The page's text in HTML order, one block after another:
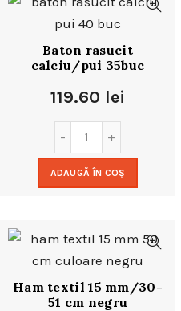
Baton rasucit
calciu/pui 35buc
119.60 lei
ADAUGĂ ÎN COȘ
Ham textil 15 mm/30-
51 cm negru